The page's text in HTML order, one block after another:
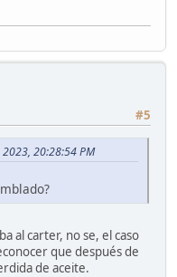
#5
20:28:54 PM
al carter, no se, el caso
que después de
de aceite.